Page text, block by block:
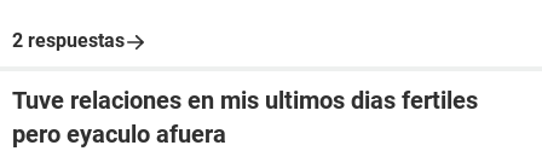
2 respuestas
Tuve relaciones en mis ultimos dias fertiles
pero eyaculo afuera